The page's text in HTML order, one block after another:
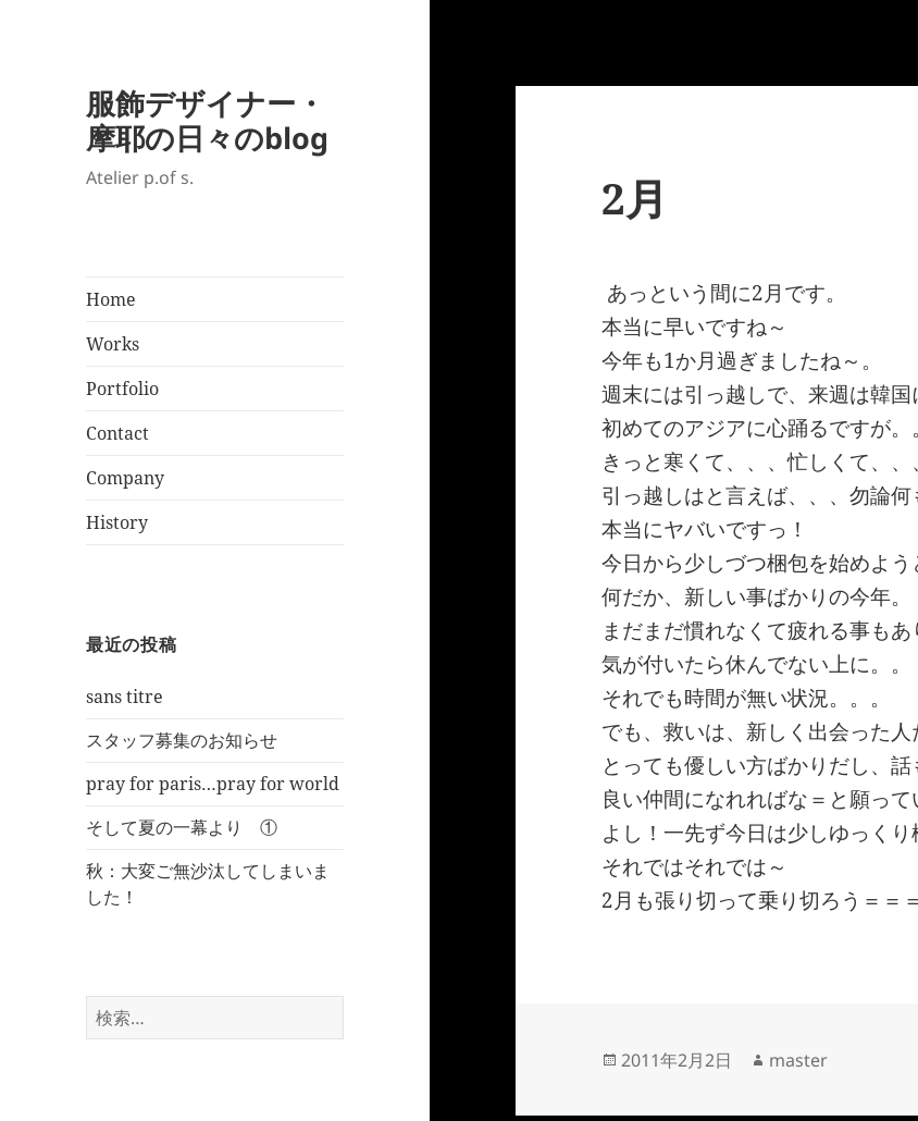
服飾デザイナー・
摩耶の日々のblog
Atelier p.of s.
Home
Works
Portfolio
Contact
Company
History
最近の投稿
sans titre
スタッフ募集のお知らせ
pray for paris…pray for world
そして夏の一幕より ①
秋：大変ご無沙汰してしまいま
した！
検
索:
2月
あっという間に2月です。
本当に早いですね～
今年も1か月過ぎましたね～。
週末には引っ越しで、来週は韓国
初めてのアジアに心踊るですが。
きっと寒くて、、、忙しくて、
引っ越しはと言えば、、、勿論何
本当にヤバいですっ！
今日から少しづつ梱包を始めよう
何だか、新しい事ばかりの今年。
まだまだ慣れなくて疲れる事もあ
気が付いたら休んでない上に。。
それでも時間が無い状況。。。
でも、救いは、新しく出会った
とっても優しい方ばかりだし、話
良い仲間になれればな＝と願って
よし！一先ず今日は少しゆっくり
それではそれでは～
2月も張り切って乗り切ろう＝＝
投
日:
2011年2月2日
作
者
master